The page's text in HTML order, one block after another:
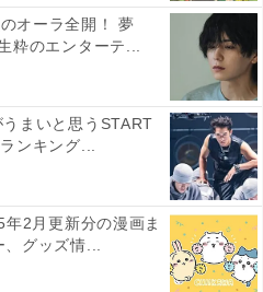
億円を身代金として要求する
。しかし愛の自作自演だと取
を心配する弥栄子と口論の果
た」と声を荒らげます。する
体を明かし刑事だったことが
んだ人間の醜い言い合いが始
真実が炙りだされていきま
オーラ全開！ 夢
粋のエンターテ...
うまいと思うSTART
ンキング...
年2月更新分の漫画ま
グッズ情...